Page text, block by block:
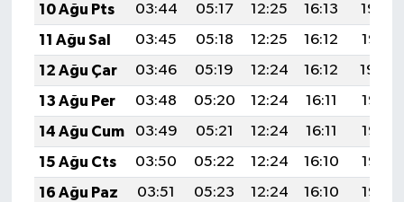
10 Ağu Pts
03:44 05:17 12:25 16:13
19:22
11 Ağu Sal
03:45 05:18 12:25 16:12
19:21
12 Ağu Çar
03:46 05:19 12:24 16:12
19:20
13 Ağu Per
03:48 05:20 12:24 16:11
19:19
14 Ağu Cum
03:49 05:21 12:24 16:11
19:18
15 Ağu Cts
03:50 05:22 12:24 16:10
19:16
16 Ağu Paz
03:51 05:23 12:24 16:10
19:15